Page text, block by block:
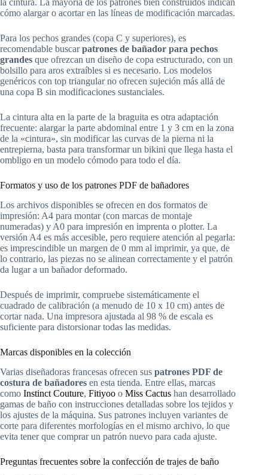
la cintura. La mayoría de los patrones bien construidos indican
cómo alargar o acortar en las líneas de modificación marcadas.
Para los pechos grandes (copa C y superiores), es
recomendable buscarpatrones de bañador para pechos
grandes que ofrezcan un diseño de copa estructurado, con un
bolsillo para aros extraíbles si es necesario. Los modelos
genéricos con top triangular no ofrecen sujeción más allá de
una copa B sin modificaciones sustanciales.
La cintura alta en la parte de la braguita es otra adaptación
frecuente: alargar la parte abdominal entre 1 y 3 cm en la zona
de la «cintura», sin modificar las curvas de la pierna ni la
entrepierna, basta para transformar un bikini que llega hasta el
ombligo en un modelo cómodo para todo el día.
Formatos y uso de los patrones PDF de bañadores
Los archivos disponibles se ofrecen en dos formatos de
impresión: A4 para montar (con marcas de montaje
numeradas) y A0 para impresión en imprenta o plotter. La
versión A4 es más accesible, pero requiere atención al pegarla:
es imprescindible un margen de 0 mm al imprimir, ya que, de
lo contrario, las piezas no se alinean correctamente y el patrón
da lugar a un bañador deformado.
Después de imprimir, compruebe sistemáticamente el
cuadrado de calibración (a menudo de 10 x 10 cm) antes de
cortar nada. Una impresora ajustada al 98 % de escala es
suficiente para distorsionar todas las medidas.
Marcas disponibles en la colección
Varias diseñadoras francesas ofrecen sus patrones PDF de
costura de bañadores en esta tienda. Entre ellas, marcas
como Instinct Couture, Fitiyoo o Miss Cactus han desarrollado
gamas de baño con instrucciones detalladas sobre los tejidos y
los ajustes de la máquina. Sus patrones incluyen variantes de
corte para diferentes morfologías en el mismo archivo, lo que
evita tener que comprar un patrón nuevo para cada ajuste.
Preguntas frecuentes sobre la confección de trajes de baño